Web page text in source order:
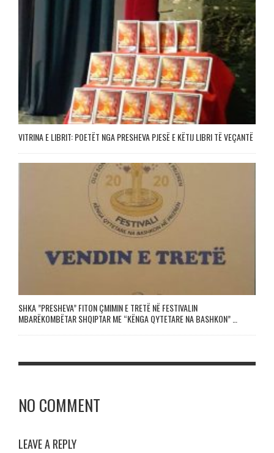
VITRINA E LIBRIT: POETËT NGA PRESHEVA PJESË E KËTIJ LIBRI TË VEÇANTË
SHKA ”PRESHEVA” FITON ÇMIMIN E TRETË NË FESTIVALIN
MBARËKOMBËTAR SHQIPTAR ME “KËNGA QYTETARE NA BASHKON” …
NO COMMENT
LEAVE A REPLY